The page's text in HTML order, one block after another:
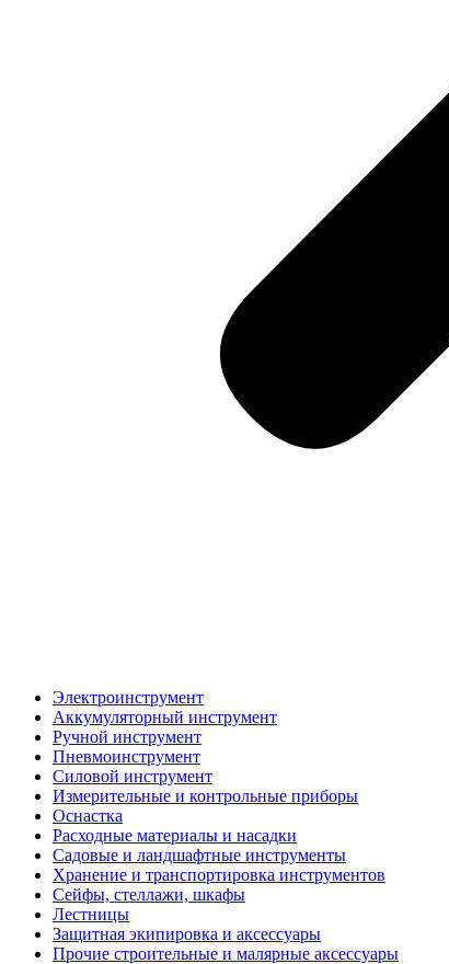
Электроинструмент
Аккумуляторный инструмент
Ручной инструмент
Пневмоинструмент
Силовой инструмент
Измерительные и контрольные приборы
Оснастка
Расходные материалы и насадки
Садовые и ландшафтные инструменты
Хранение и транспортировка инструментов
Сейфы, стеллажи, шкафы
Лестницы
Защитная экипировка и аксессуары
Прочие строительные и малярные аксессуары